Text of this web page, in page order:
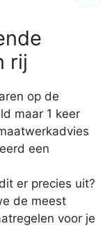
rij
op de
maar 1 keer
een
er precies uit?
de meest
voor je